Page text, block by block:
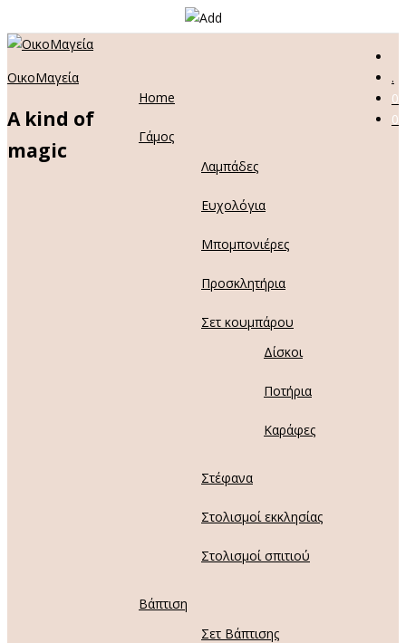
ΟικοΜαγεία
A kind of
magic
Home
Γάμος
Λαμπάδες
Ευχολόγια
Μπομπονιέρες
Προσκλητήρια
Σετ κουμπάρου
Δίσκοι
Ποτήρια
Καράφες
Στέφανα
Στολισμοί εκκλησίας
Στολισμοί σπιτιού
Βάπτιση
Σετ Βάπτισης
.
0
0